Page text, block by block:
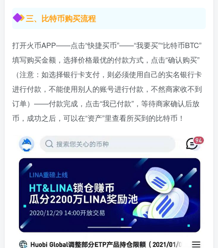
三、比特币购买流程
打开火币APP——点击“快捷买币”——“我要买”“比特币BTC”
填写购买金额，选择价格最优的付款方式，点击“确认购买”
（注意：如选择银行卡支付，则必须使用自己的实名银行卡
进行付款，不能使用别人的账号进行付款，不然商家收不到
订单）——付款完成，点击“我已付款”，等待商家确认后放
币，成功之后，可以在“资产”里查看所买到的比特币！